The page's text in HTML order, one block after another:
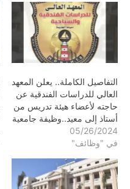
التفاصيل الكاملة.. يعلن المعهد
العالي للدراسات الفندقية عن
حاجته لأعضاء هيئة تدريس من
أستاذ إلى معيد..وظيفة جامعية
05/26/2024
في "وظائف"